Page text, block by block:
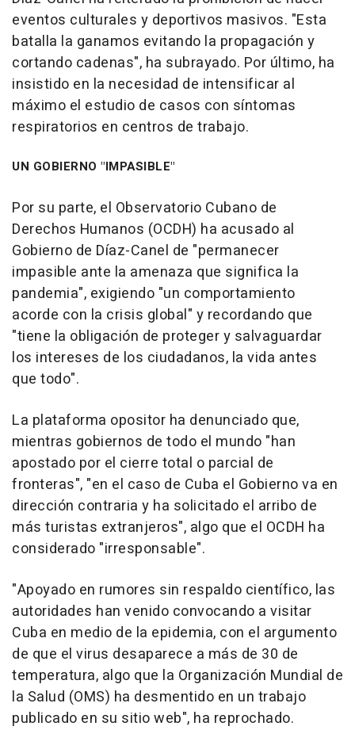
eventos culturales y deportivos masivos. "Esta
batalla la ganamos evitando la propagación y
cortando cadenas", ha subrayado. Por último, ha
insistido en la necesidad de intensificar al
máximo el estudio de casos con síntomas
respiratorios en centros de trabajo.
UN GOBIERNO "IMPASIBLE"
Por su parte, el Observatorio Cubano de
Derechos Humanos (OCDH) ha acusado al
Gobierno de Díaz-Canel de "permanecer
impasible ante la amenaza que significa la
pandemia", exigiendo "un comportamiento
acorde con la crisis global" y recordando que
"tiene la obligación de proteger y salvaguardar
los intereses de los ciudadanos, la vida antes
que todo".
La plataforma opositor ha denunciado que,
mientras gobiernos de todo el mundo "han
apostado por el cierre total o parcial de
fronteras", "en el caso de Cuba el Gobierno va en
dirección contraria y ha solicitado el arribo de
más turistas extranjeros", algo que el OCDH ha
considerado "irresponsable".
"Apoyado en rumores sin respaldo científico, las
autoridades han venido convocando a visitar
Cuba en medio de la epidemia, con el argumento
de que el virus desaparece a más de 30 de
temperatura, algo que la Organización Mundial de
la Salud (OMS) ha desmentido en un trabajo
publicado en su sitio web", ha reprochado.